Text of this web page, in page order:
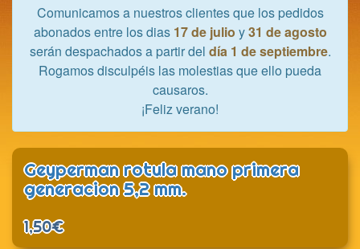
Comunicamos a nuestros clientes que los pedidos
abonados entre los dias 17 de julio y31 de agosto
serán despachados a partir del día 1 de septiembre.
Rogamos disculpéis las molestias que ello pueda
causaros.
¡Feliz verano!
Geyperman rotula mano primera
generacion 5,2 mm.
1,50€